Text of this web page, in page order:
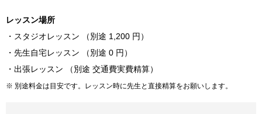
レッスン場所
・スタジオレッスン （別途 1,200 円）
・先生自宅レッスン （別途 0 円）
・出張レッスン （別途 交通費実費精算）
※ 別途料金は目安です。レッスン時に先生と直接精算をお願いします。